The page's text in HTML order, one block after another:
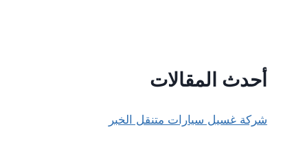
أحدث المقالات
شركة غسيل سيارات متنقل الخبر